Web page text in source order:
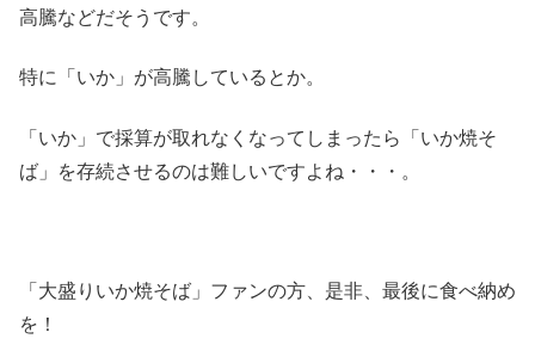
高騰などだそうです。
特に「いか」が高騰しているとか。
「いか」で採算が取れなくなってしまったら「いか焼そ
ば」を存続させるのは難しいですよね・・・。
「大盛りいか焼そば」ファンの方、是非、最後に食べ納め
を！